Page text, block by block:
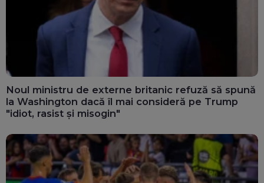
Noul ministru de externe britanic refuză să spună
la Washington dacă îl mai consideră pe Trump
"idiot, rasist și misogin"